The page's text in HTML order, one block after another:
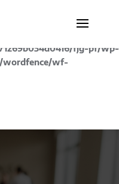
null to parameter #3
in
fjg-pf/wp-
wordfence/wf-